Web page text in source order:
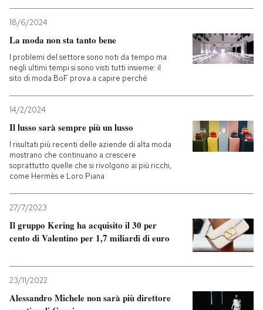
CALENDARIO
AREA PERSONALE
18/6/2024
La moda non sta tanto bene
I problemi del settore sono noti da tempo ma
negli ultimi tempi si sono visti tutti insieme: il
sito di moda BoF prova a capire perché
14/2/2024
Il lusso sarà sempre più un lusso
I risultati più recenti delle aziende di alta moda
mostrano che continuano a crescere
soprattutto quelle che si rivolgono ai più ricchi,
come Hermès e Loro Piana
27/7/2023
Il gruppo Kering ha acquisito il 30 per
cento di Valentino per 1,7 miliardi di euro
23/11/2022
Alessandro Michele non sarà più direttore